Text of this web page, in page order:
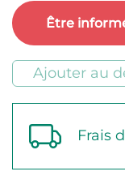
Gadus
S3
Wire
Rope
Être
Ajouter au
Frais